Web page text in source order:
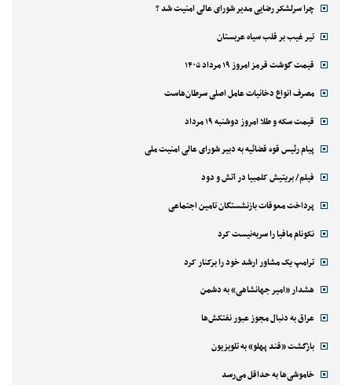
چرا سرلشکر رضایی مدیر شورای عالی امنیت شد ؟
تیر غیب بر قلب سیاه عربستان
قیمت گوشت قرمز امروز ۱۹ مرداد ۱۴۰۵
مصرف انواع دخانیات عامل اصلی سرطان‌هاست
قیمت سکه و طلا امروز دوشنبه ۱۹ مرداد
پیام رئیس قوه قضائیه به دبیر شورای عالی امنیت ملی
فیلم/ بریتیش کلمبیا در آتش و دود
پرداخت معوقات بازنشستگان تامین اجتماعی
نکونام مافیا را سربه‌نیست کرد
ترامپ یک مشاور ارشد خود را برکنار کرد
هشدار «امیر جهانشاهی» به دشمن
عراق به دنبال مجوز عبور نفتکش‌ها
بازگشت «قند پهلو» به تلویزیون
خاموشی‌ها به حداقل می‌رسد